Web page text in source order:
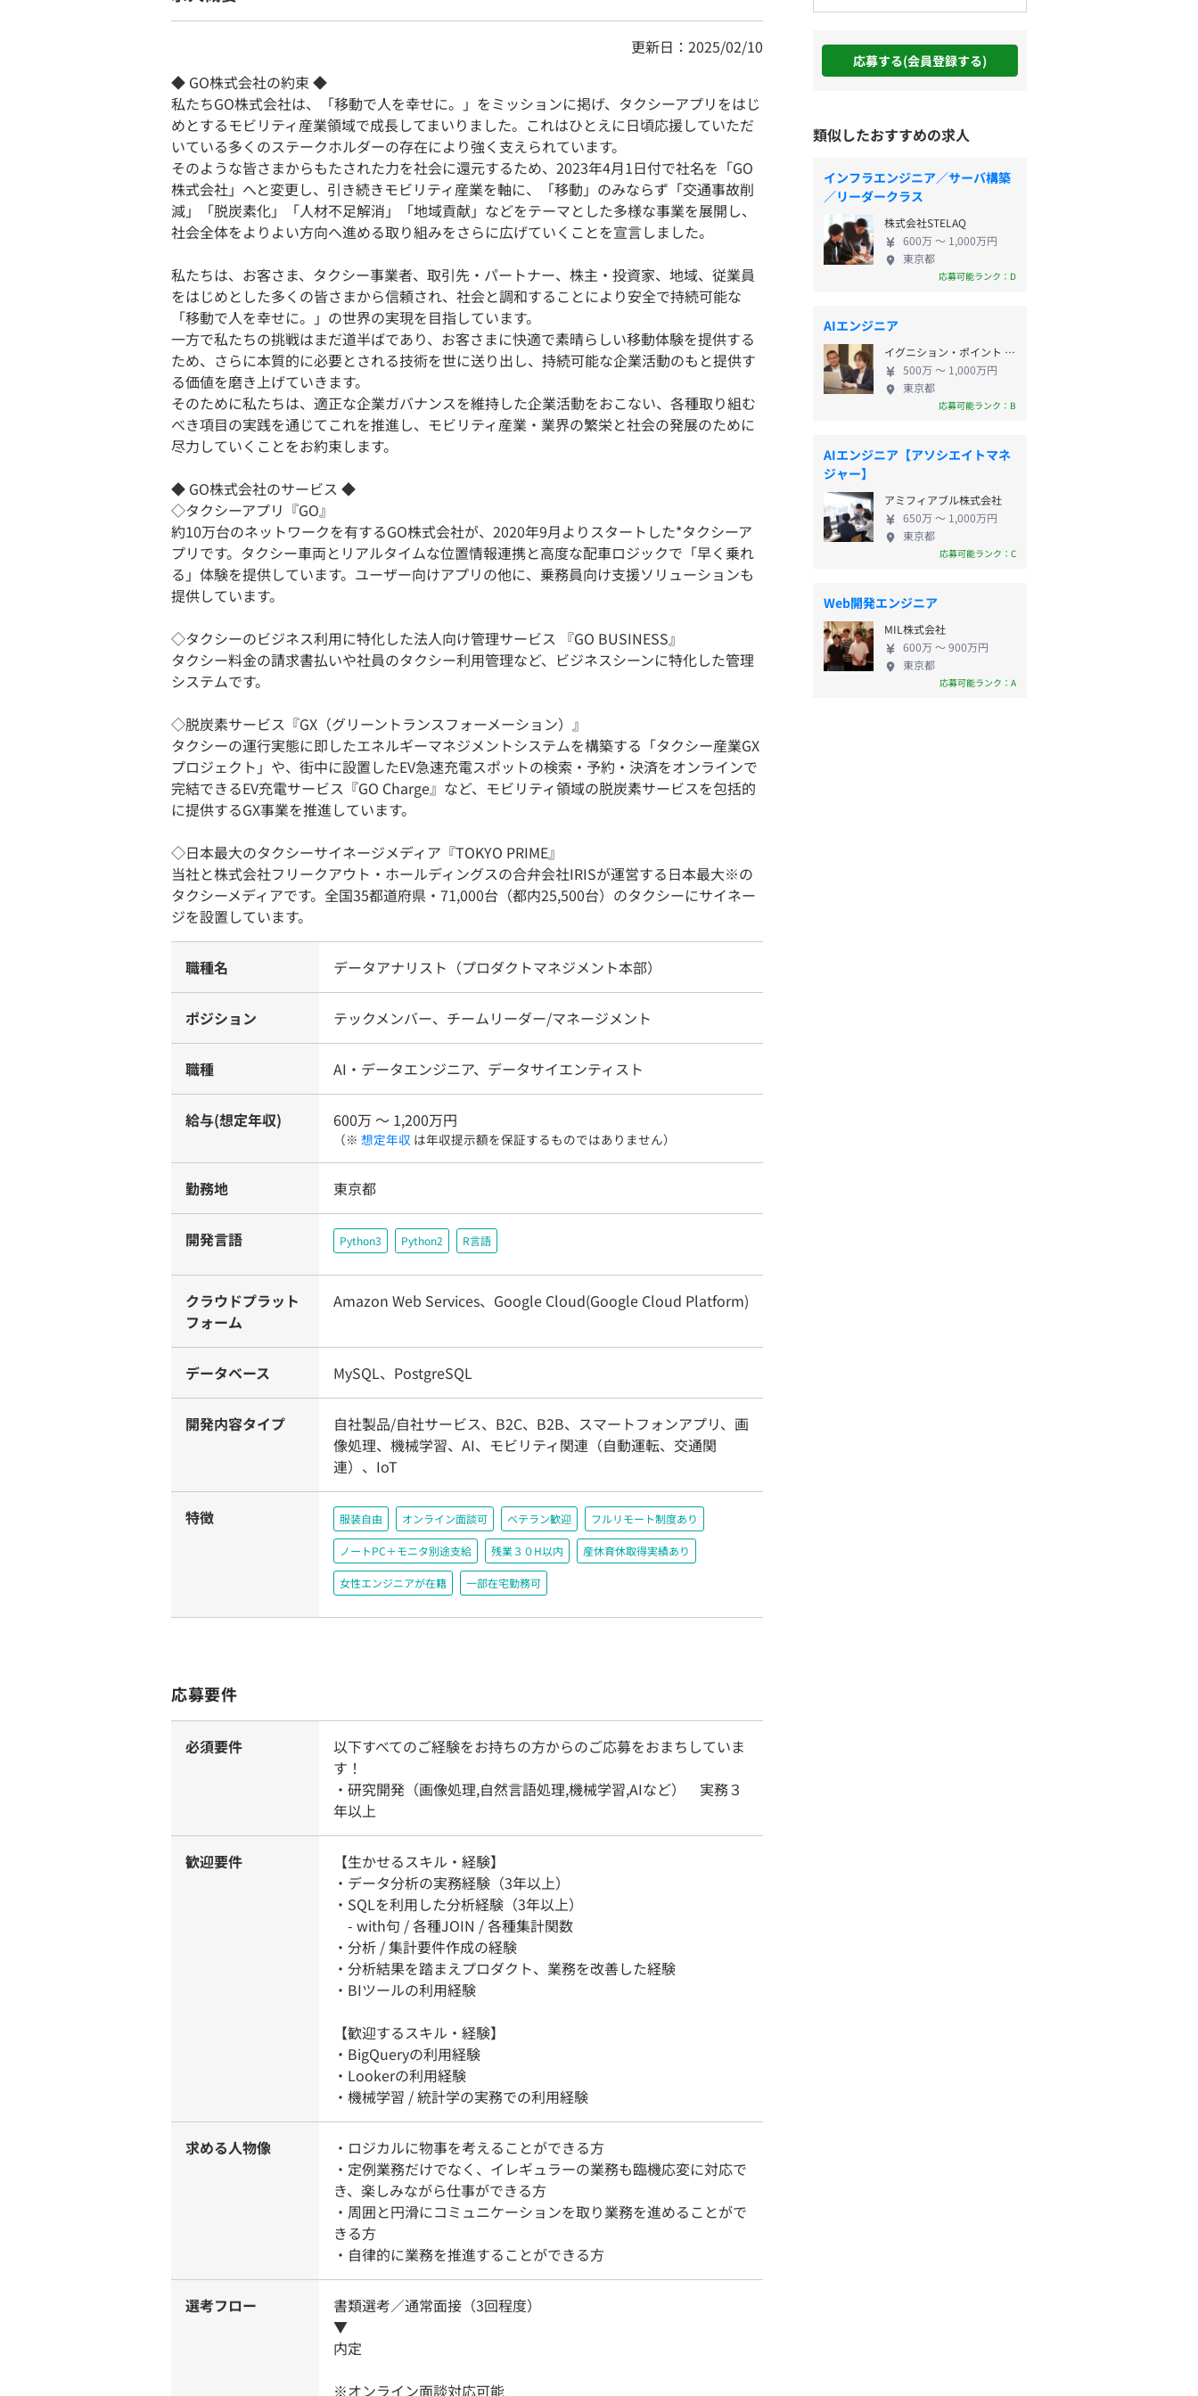
更新日：2025/02/10
◆ GO株式会社の約束 ◆
私たちGO株式会社は、「移動で人を幸せに。」をミッションに掲げ、タクシーアプリをはじ
めとするモビリティ産業領域で成長してまいりました。これはひとえに日頃応援していただ
いている多くのステークホルダーの存在により強く支えられています。
そのような皆さまからもたされた力を社会に還元するため、2023年4月1日付で社名を「GO
株式会社」へと変更し、引き続きモビリティ産業を軸に、「移動」のみならず「交通事故削
減」「脱炭素化」「人材不足解消」「地域貢献」などをテーマとした多様な事業を展開し、
社会全体をよりよい方向へ進める取り組みをさらに広げていくことを宣言しました。
私たちは、お客さま、タクシー事業者、取引先・パートナー、株主・投資家、地域、従業員
をはじめとした多くの皆さまから信頼され、社会と調和することにより安全で持続可能な
「移動で人を幸せに。」の世界の実現を目指しています。
一方で私たちの挑戦はまだ道半ばであり、お客さまに快適で素晴らしい移動体験を提供する
ため、さらに本質的に必要とされる技術を世に送り出し、持続可能な企業活動のもと提供す
る価値を磨き上げていきます。
そのために私たちは、適正な企業ガバナンスを維持した企業活動をおこない、各種取り組む
べき項目の実践を通じてこれを推進し、モビリティ産業・業界の繁栄と社会の発展のために
尽力していくことをお約束します。
◆ GO株式会社のサービス ◆
◇タクシーアプリ『GO』
約10万台のネットワークを有するGO株式会社が、2020年9月よりスタートした*タクシーア
プリです。タクシー車両とリアルタイムな位置情報連携と高度な配車ロジックで「早く乗れ
る」体験を提供しています。ユーザー向けアプリの他に、乗務員向け支援ソリューションも
提供しています。
◇タクシーのビジネス利用に特化した法人向け管理サービス 『GO BUSINESS』
タクシー料金の請求書払いや社員のタクシー利用管理など、ビジネスシーンに特化した管理
システムです。
◇脱炭素サービス『GX（グリーントランスフォーメーション）』
タクシーの運行実態に即したエネルギーマネジメントシステムを構築する「タクシー産業GX
プロジェクト」や、街中に設置したEV急速充電スポットの検索・予約・決済をオンラインで
完結できるEV充電サービス『GO Charge』など、モビリティ領域の脱炭素サービスを包括的
に提供するGX事業を推進しています。
◇日本最大のタクシーサイネージメディア『TOKYO PRIME』
当社と株式会社フリークアウト・ホールディングスの合弁会社IRISが運営する日本最大※の
タクシーメディアです。全国35都道府県・71,000台（都内25,500台）のタクシーにサイネー
ジを設置しています。
職種名 データアナリスト（プロダクトマネジメント本部）
ポジション テックメンバー、チームリーダー/マネージメント
職種 AI・データエンジニア、データサイエンティスト
給与(想定年収) 600万 〜 1,200万円
（※ 想定年収 は年収提示額を保証するものではありません）
勤務地 東京都
開発言語 Python3 Python2 R言語
クラウドプラット
フォーム
Amazon Web Services、Google Cloud(Google Cloud Platform)
データベース MySQL、PostgreSQL
開発内容タイプ
自社製品/自社サービス、B2C、B2B、スマートフォンアプリ、画
像処理、機械学習、AI、モビリティ関連（自動運転、交通関
連）、IoT
特徴 服装自由 オンライン面談可 ベテラン歓迎 フルリモート制度あり
ノートPC＋モニタ別途支給 残業３０H以内 産休育休取得実績あり
女性エンジニアが在籍 一部在宅勤務可
応募要件
必須要件
以下すべてのご経験をお持ちの方からのご応募をおまちしていま
す！
・研究開発（画像処理,自然言語処理,機械学習,AIなど） 実務３
年以上
歓迎要件
【生かせるスキル・経験】
・データ分析の実務経験（3年以上）
・SQLを利用した分析経験（3年以上）
- with句 / 各種JOIN / 各種集計関数
・分析 / 集計要件作成の経験
・分析結果を踏まえプロダクト、業務を改善した経験
・BIツールの利用経験
【歓迎するスキル・経験】
・BigQueryの利用経験
・Lookerの利用経験
・機械学習 / 統計学の実務での利用経験
求める人物像
・ロジカルに物事を考えることができる方
・定例業務だけでなく、イレギュラーの業務も臨機応変に対応で
き、楽しみながら仕事ができる方
・周囲と円滑にコミュニケーションを取り業務を進めることがで
きる方
・自律的に業務を推進することができる方
選考フロー
書類選考／通常面接（3回程度）
▼
内定
※オンライン面談対応可能
応募する(会員登録する)
類似したおすすめの求人
インフラエンジニア／サーバ構築
／リーダークラス
株式会社STELAQ
600万 〜 1,000万円
東京都
応募可能ランク：D
AIエンジニア
イグニション・ポイント フォース株式会社
500万 〜 1,000万円
東京都
応募可能ランク：B
AIエンジニア【アソシエイトマネ
ジャー】
アミフィアブル株式会社
650万 〜 1,000万円
東京都
応募可能ランク：C
Web開発エンジニア
MIL株式会社
600万 〜 900万円
東京都
応募可能ランク：A